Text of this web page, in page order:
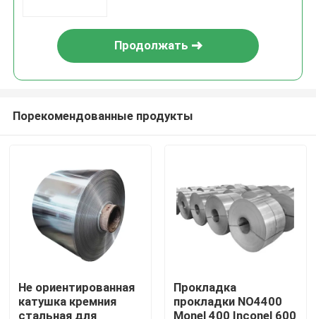
Продолжать
Порекомендованные продукты
Не ориентированная
катушка кремния
стальная для
Прокладка
прокладки NO4400
Monel 400 Inconel 600